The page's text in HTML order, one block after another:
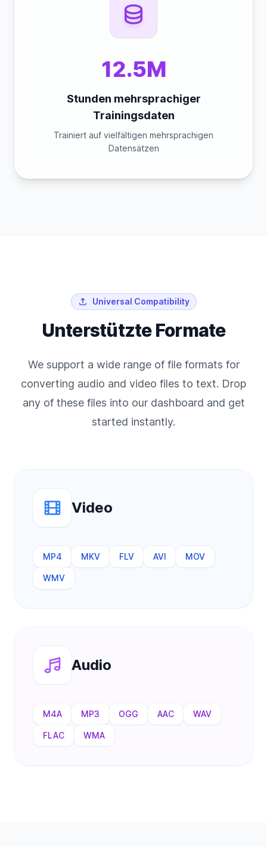
12.5M
Stunden mehrsprachiger
Trainingsdaten
Trainiert auf vielfältigen mehrsprachigen
Datensätzen
Universal Compatibility
Unterstützte Formate
We support a wide range of file formats for
converting audio and video files to text. Drop
any of these files into our dashboard and get
started instantly.
Video
MP4 MKV FLV AVI MOV
WMV
Audio
M4A MP3 OGG AAC WAV
FLAC WMA